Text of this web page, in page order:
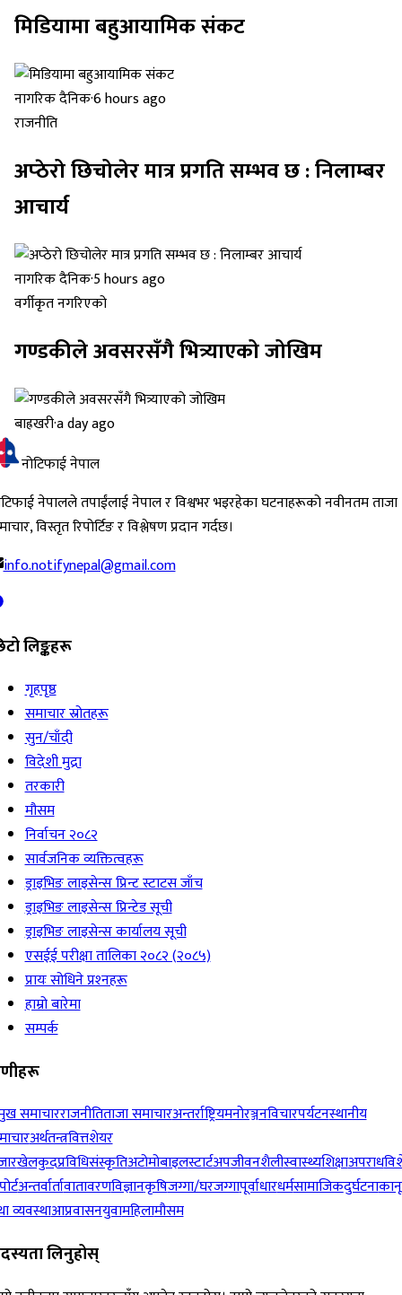
मिडियामा बहुआयामिक संकट
नागरिक दैनिक·6 hours ago
राजनीति
अप्ठेरो छिचोलेर मात्र प्रगति सम्भव छ : निलाम्बर
आचार्य
नागरिक दैनिक·5 hours ago
वर्गीकृत नगरिएको
गण्डकीले अवसरसँगै भित्र्याएको जोखिम
बाह्रखरी·a day ago
नोटिफाई नेपाल
नेपालले तपाईंलाई नेपाल र विश्वभर भइरहेका घटनाहरूको नवीनतम ताजा
विस्तृत रिपोर्टिङ र विश्लेषण प्रदान गर्दछ।
info.notifynepal@gmail.com
लिङ्कहरू
गृहपृष्ठ
समाचार स्रोतहरू
सुन/चाँदी
विदेशी मुद्रा
तरकारी
मौसम
निर्वाचन २०८२
सार्वजनिक व्यक्तित्वहरू
ड्राइभिङ लाइसेन्स प्रिन्ट स्टाटस जाँच
ड्राइभिङ लाइसेन्स प्रिन्टेड सूची
ड्राइभिङ लाइसेन्स कार्यालय सूची
एसईई परीक्षा तालिका २०८२ (२०८५)
प्रायः सोधिने प्रश्‍नहरू
हाम्रो बारेमा
सम्पर्क
समाचारराजनीतिताजा समाचारअन्तर्राष्ट्रियमनोरञ्जनविचारपर्यटनस्थानीय
अर्थतन्त्रवित्तशेयर
खेलकुदप्रविधिसंस्कृतिअटोमोबाइलस्टार्टअपजीवनशैलीस्वास्थ्यशिक्षाअपराध
अन्तर्वार्तावातावरणविज्ञानकृषिजग्गा/घरजग्गापूर्वाधारधर्मसामाजिकदुर्घटना
व्यवस्थाआप्रवासनयुवामहिलामौसम
लिनुहोस्